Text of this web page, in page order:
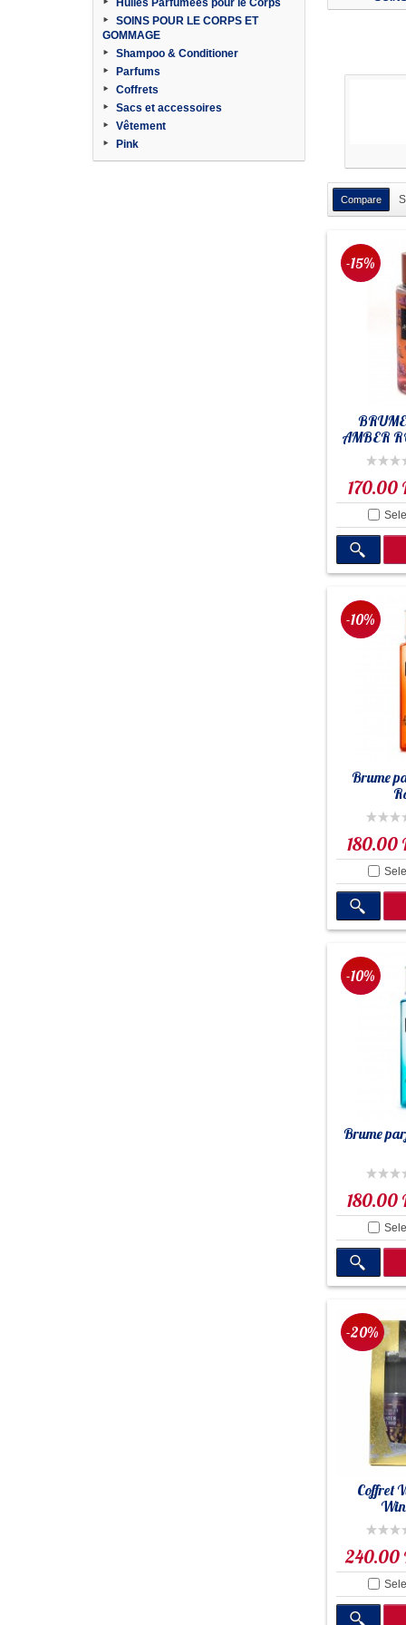
SOINS POUR LE CORPS ET
GOMMAGE
Shampoo & Conditioner
Parfums
Coffrets
Sacs et accessoires
Vêtement
Pink
AMBER
-15%
170.00
Brume
-10%
180.00
Brume
-10%
180.00
Coffret
-20%
240.00